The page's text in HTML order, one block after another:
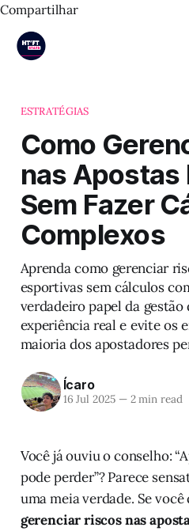
Compartilhar
ESTRATÉGIAS
Como
nas
Sem Fazer
Complexos
Aprenda como gerenciar
esportivas sem cálculos
verdadeiro papel da gestão
experiência real e evite os
maioria dos apostadores
Ícaro
16 Jul 2025 —2 min read
Você já ouviu o conselho:
pode perder”? Parece
uma meia verdade. Se
gerenciar riscos nas